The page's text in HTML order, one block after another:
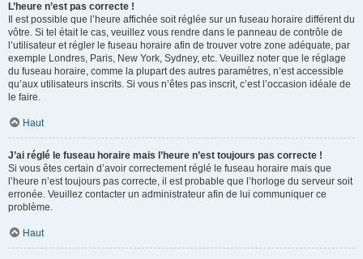
L’heure n’est pas correcte !
Il est possible que l’heure affichée soit réglée sur un fuseau horaire différent du
vôtre. Si tel était le cas, veuillez vous rendre dans le panneau de contrôle de
l’utilisateur et régler le fuseau horaire afin de trouver votre zone adéquate, par
exemple Londres, Paris, New York, Sydney, etc. Veuillez noter que le réglage
du fuseau horaire, comme la plupart des autres paramètres, n’est accessible
qu’aux utilisateurs inscrits. Si vous n’êtes pas inscrit, c’est l’occasion idéale de
le faire.
Haut
J’ai réglé le fuseau horaire mais l’heure n’est toujours pas correcte !
Si vous êtes certain d’avoir correctement réglé le fuseau horaire mais que
l’heure n’est toujours pas correcte, il est probable que l’horloge du serveur soit
erronée. Veuillez contacter un administrateur afin de lui communiquer ce
problème.
Haut